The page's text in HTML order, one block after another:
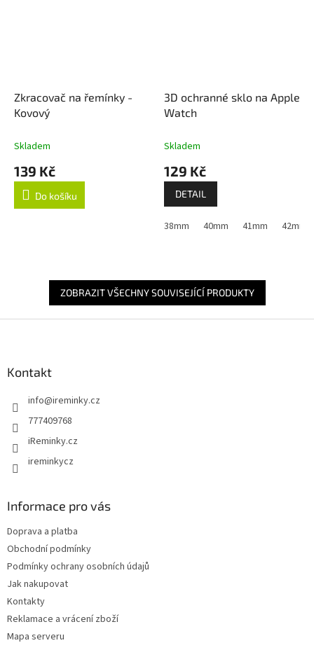
Zkracovač na řemínky -
Kovový
Skladem
139 Kč
Do košíku
3D ochranné sklo na Apple
Watch
Skladem
129 Kč
DETAIL
38mm 40mm 41mm 42mm
ZOBRAZIT VŠECHNY SOUVISEJÍCÍ PRODUKTY
Kontakt
info@ireminky.cz
777409768
iReminky.cz
ireminkycz
Informace pro vás
Doprava a platba
Obchodní podmínky
Podmínky ochrany osobních údajů
Jak nakupovat
Kontakty
Reklamace a vrácení zboží
Mapa serveru